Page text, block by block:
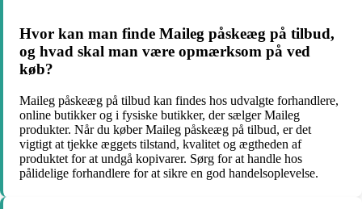
Hvor kan man finde Maileg påskeæg på tilbud,
og hvad skal man være opmærksom på ved
køb?
Maileg påskeæg på tilbud kan findes hos udvalgte forhandlere,
online butikker og i fysiske butikker, der sælger Maileg
produkter. Når du køber Maileg påskeæg på tilbud, er det
vigtigt at tjekke æggets tilstand, kvalitet og ægtheden af
produktet for at undgå kopivarer. Sørg for at handle hos
pålidelige forhandlere for at sikre en god handelsoplevelse.